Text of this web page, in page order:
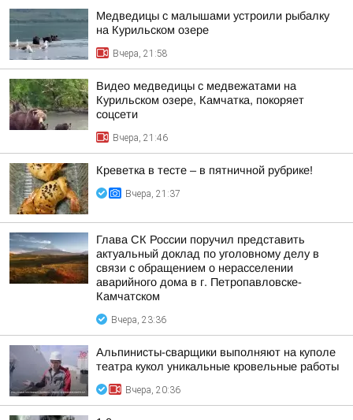
Медведицы с малышами устроили рыбалку
на Курильском озере
Вчера, 21:58
Видео медведицы с медвежатами на
Курильском озере, Камчатка, покоряет
соцсети
Вчера, 21:46
Креветка в тесте – в пятничной рубрике!
Вчера, 21:37
Глава СК России поручил представить
актуальный доклад по уголовному делу в
связи с обращением о нерасселении
аварийного дома в г. Петропавловске-
Камчатском
Вчера, 23:36
Альпинисты-сварщики выполняют на куполе
театра кукол уникальные кровельные работы
Вчера, 20:36